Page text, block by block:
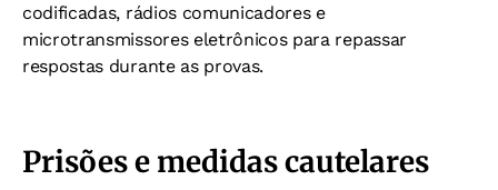
codificadas, rádios comunicadores e
microtransmissores eletrônicos para repassar
respostas durante as provas.
Prisões e medidas cautelares